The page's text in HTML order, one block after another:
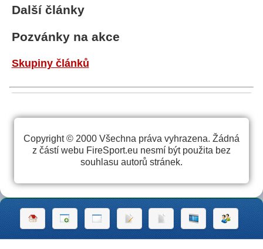
Další články
Pozvánky na akce
Skupiny článků
Copyright © 2000 Všechna práva vyhrazena. Žádná
z částí webu FireSport.eu nesmí být použita bez
souhlasu autorů stránek.